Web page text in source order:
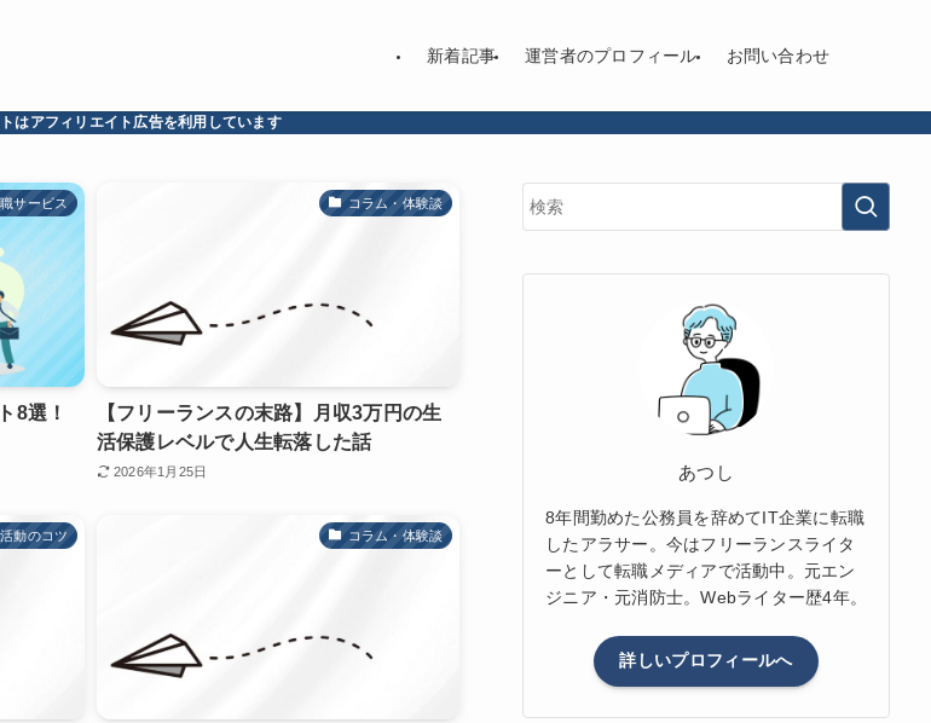
新着記事 運営者のプロフィール お問い合わせ
はアフィリエイト広告を利用しています
サービス
8選！
コラム・体験談
【フリーランスの末路】月収3万円の生
活保護レベルで人生転落した話
2026年1月25日
動のコツ コラム・体験談
あつし
8年間勤めた公務員を辞めてIT企業に転職
したアラサー。今はフリーランスライタ
ーとして転職メディアで活動中。元エン
ジニア・元消防士。Webライター歴4年。
詳しいプロフィールへ